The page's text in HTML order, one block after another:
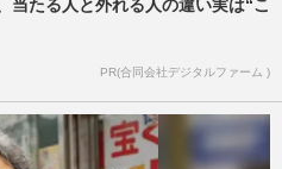
当たる人と外れる人の違い実は“こ
PR(合同会社デジタルファーム )